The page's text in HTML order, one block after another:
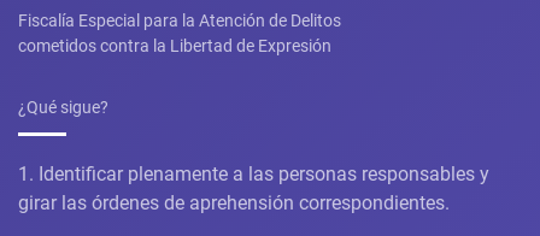
Fiscalía Especial para la Atención de Delitos
cometidos contra la Libertad de Expresión
¿Qué sigue?
1. Identificar plenamente a las personas responsables y
girar las órdenes de aprehensión correspondientes.